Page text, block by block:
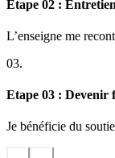
bons résultats d’un
Etape 02 :
L’enseigne me
03.
Etape 03 : Devenir
Je bénéficie du